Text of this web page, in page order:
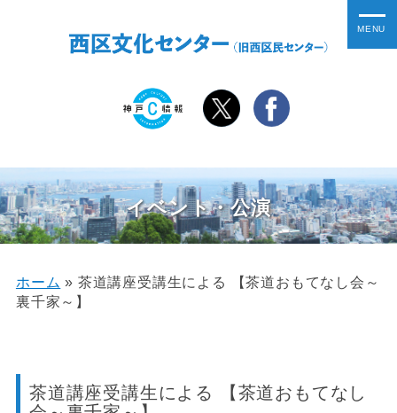
イベント・公演
ホーム » 茶道講座受講生による 【茶道おもてなし会～
裏千家～】
茶道講座受講生による 【茶道おもてなし